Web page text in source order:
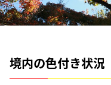
境内の色付き状況